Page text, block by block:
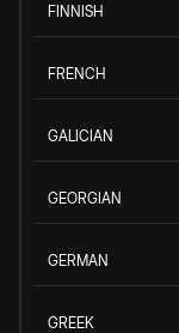
FINNISH
FRENCH
GALICIAN
GEORGIAN
GERMAN
GREEK